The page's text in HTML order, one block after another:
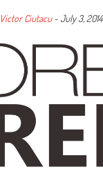
Victor Ciutacu-July 3, 2014